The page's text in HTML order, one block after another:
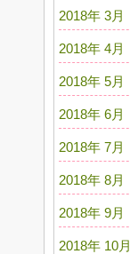
2018年 3月
2018年 4月
2018年 5月
2018年 6月
2018年 7月
2018年 8月
2018年 9月
2018年 10月